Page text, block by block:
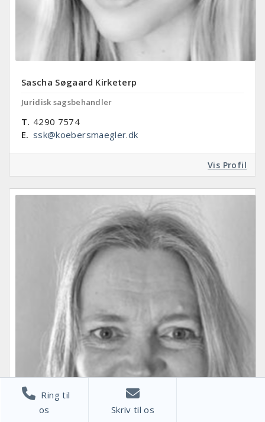
Sascha Søgaard Kirketerp
Juridisk sagsbehandler
T. 4290 7574
E. ssk@koebersmaegler.dk
Vis Profil
Ring til
os
Skriv til os